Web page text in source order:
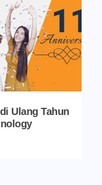
Ulang Tahun